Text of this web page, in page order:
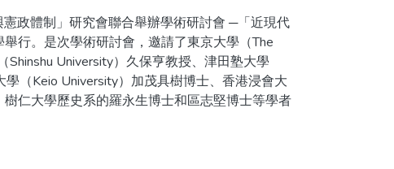
政體制」研究會聯合舉辦學術研討會 ─「近現代
行。是次學術研討會，邀請了東京大學（The
University）久保亨教授、津田塾大學
學（Keio University）加茂具樹博士、香港浸會大
仁大學歷史系的羅永生博士和區志堅博士等學者